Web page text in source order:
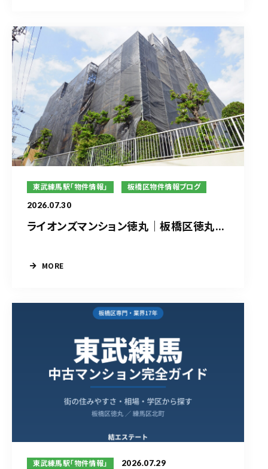
東武練馬駅「物件情報」 板橋区物件情報ブログ
2026.07.30
ライオンズマンション徳丸｜板橋区徳丸...
MORE
東武練馬駅「物件情報」 2026.07.29